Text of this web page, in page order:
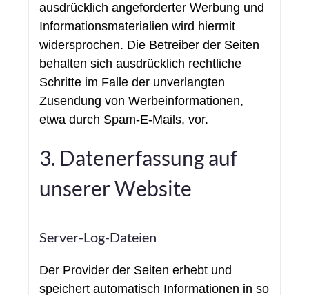
ausdrücklich angeforderter Werbung und
Informationsmaterialien wird hiermit
widersprochen. Die Betreiber der Seiten
behalten sich ausdrücklich rechtliche
Schritte im Falle der unverlangten
Zusendung von Werbeinformationen,
etwa durch Spam-E-Mails, vor.
3. Datenerfassung auf
unserer Website
Server-Log-Dateien
Der Provider der Seiten erhebt und
speichert automatisch Informationen in so